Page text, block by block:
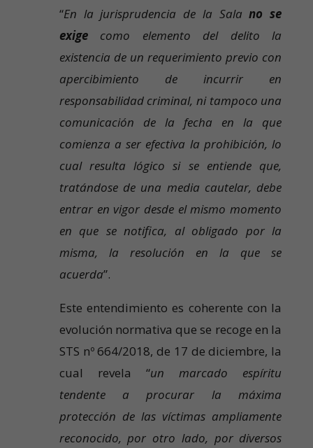
“En la jurisprudencia de la Salano se
exigecomo elemento del delito la
existencia de un requerimiento previo con
apercibimiento de incurrir en
responsabilidad criminal, ni tampoco una
comunicación de la fecha en la que
comienza a ser efectiva la prohibición, lo
cual resulta lógico si se entiende que,
tratándose de una media cautelar, debe
entrar en vigor desde el mismo momento
en que se notifica, al obligado por la
misma, la resolución en la que se
acuerda”.
Este entendimiento es coherente con la
evolución normativa que se recoge en la
STS nº 664/2018, de 17 de diciembre, la
cual revela “un marcado espíritu
tendente a procurar la máxima
protección de las víctimas ampliamente
reconocido, por otro lado, por diversos